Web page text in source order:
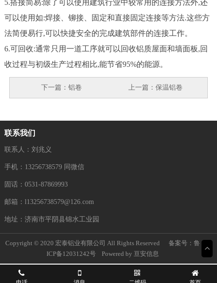
5.搭接简易:除了可以使用建筑行业中较常用的连接方法外,还
可以使用如:焊接、铆接、固定和直接固定连接等方法.这些方
法简便易行,可以快捷安全的完成建筑部件的连接工作。
6.可回收:通常只用一道工序就可以回收铝质屋面和墙面板,回
收过程与初级生产过程相比,能节省95%的能源。
下一篇： 铝卷 上一篇： 保温铝卷
联系我们
联系人：刘兆义
手机：13256738579 同微信
固话：0531-87869993
邮箱：l13256738579@126.com
地址：济南市平阴县锦水工业园
Copyright © 2020 宏泰铝业有限公司 All Rights Reserved 备案号：鲁
ICP备12031242号 Powered by 亘安信息